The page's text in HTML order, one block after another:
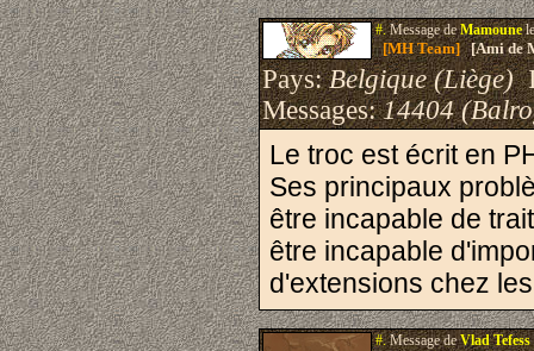
#.Message deMamoune
[MH Team][Ami de
Pays:Belgique (Liège)
Messages:14404
Le troc est écrit en
Ses principaux
être incapable de
être incapable
d'extensions chez
#.Message deVlad Tefess